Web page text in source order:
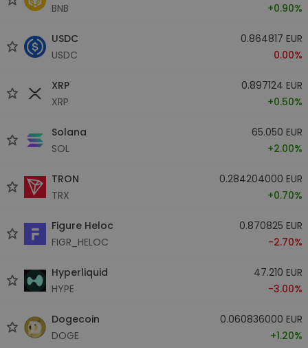
BNB
+0.90%
USDC
USDC
0.864817 EUR
0.00%
XRP
XRP
0.897124 EUR
+0.50%
Solana
SOL
65.050 EUR
+2.00%
TRON
TRX
0.284204000 EUR
+0.70%
Figure Heloc
FIGR_HELOC
0.870825 EUR
-2.70%
Hyperliquid
HYPE
47.210 EUR
-3.00%
Dogecoin
DOGE
0.060836000 EUR
+1.20%